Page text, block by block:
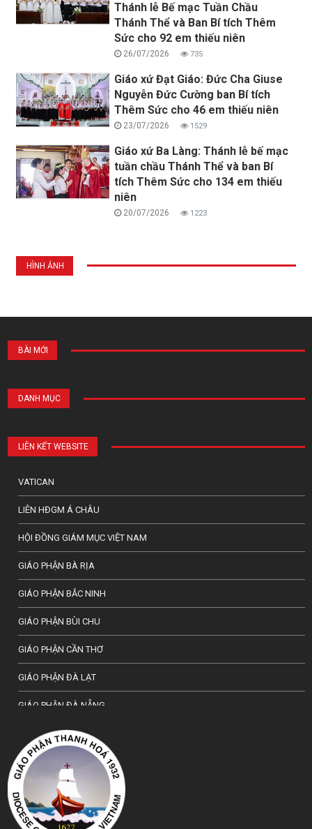
Thánh lễ Bế mạc Tuần Chầu
Thánh Thể và Ban Bí tích Thêm
Sức cho 92 em thiếu niên
26/07/2026 735
Giáo xứ Đạt Giáo: Đức Cha Giuse
Nguyễn Đức Cường ban Bí tích
Thêm Sức cho 46 em thiếu niên
23/07/2026 1529
Giáo xứ Ba Làng: Thánh lễ bế mạc
tuần chầu Thánh Thể và ban Bí
tích Thêm Sức cho 134 em thiếu
niên
20/07/2026 1223
HÌNH ẢNH
BÀI MỚI
DANH MỤC
LIÊN KẾT WEBSITE
VATICAN
LIÊN HĐGM Á CHÂU
HỘI ĐỒNG GIÁM MỤC VIỆT NAM
GIÁO PHẬN BÀ RỊA
GIÁO PHẬN BẮC NINH
GIÁO PHẬN BÙI CHU
GIÁO PHẬN CẦN THƠ
GIÁO PHẬN ĐÀ LẠT
GIÁO PHẬN ĐÀ NẴNG
TỔNG GIÁO PHẬN HÀ NỘI
GIÁO PHẬN HẢI PHÒNG
TỔNG GIÁO PHẬN HUẾ
GIÁO PHẬN HƯNG HOÁ